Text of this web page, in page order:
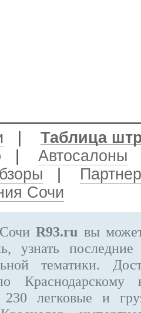
Таблица
Автосалоны
Сочи
R93.ru вы
узнать
тематики.
по
легковые и